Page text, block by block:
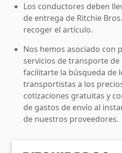
Los conductores deben
de entrega de Ritchie
recoger el artículo.
Nos hemos asociado con
servicios de transporte
facilitarte la búsqueda de
transportistas a los
cotizaciones gratuitas y
de gastos de envío al
de nuestros proveedores.